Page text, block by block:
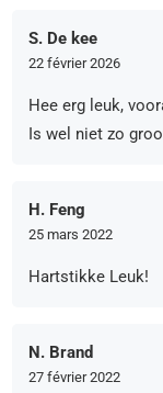
S. De kee
22 février 2026
Hee erg leuk,
Is wel niet zo
H. Feng
25 mars 2022
Hartstikke Leuk!
N. Brand
27 février 2022